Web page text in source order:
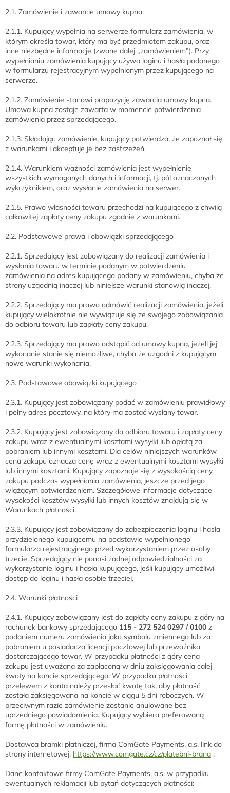
2.1. Zamówienie i zawarcie umowy kupna
2.1.1. Kupujący wypełnia na serwerze formularz zamówienia, w
którym określa towar, który ma być przedmiotem zakupu, oraz
inne niezbędne informacje (zwane dalej „zamówieniem”). Przy
wypełnianiu zamówienia kupujący używa loginu i hasła podanego
w formularzu rejestracyjnym wypełnionym przez kupującego na
serwerze.
2.1.2. Zamówienie stanowi propozycję zawarcia umowy kupna.
Umowa kupna zostaje zawarta w momencie potwierdzenia
zamówienia przez sprzedającego.
2.1.3. Składając zamówienie, kupujący potwierdza, że zapoznał się
z warunkami i akceptuje je bez zastrzeżeń.
2.1.4. Warunkiem ważności zamówienia jest wypełnienie
wszystkich wymaganych danych i informacji, tj. pól oznaczonych
wykrzyknikiem, oraz wysłanie zamówienia na serwer.
2.1.5. Prawo własności towaru przechodzi na kupującego z chwilą
całkowitej zapłaty ceny zakupu zgodnie z warunkami.
2.2. Podstawowe prawa i obowiązki sprzedającego
2.2.1. Sprzedający jest zobowiązany do realizacji zamówienia i
wysłania towaru w terminie podanym w potwierdzeniu
zamówienia na adres kupującego podany w zamówieniu, chyba że
strony uzgodnią inaczej lub niniejsze warunki stanowią inaczej.
2.2.2. Sprzedający ma prawo odmówić realizacji zamówienia, jeżeli
kupujący wielokrotnie nie wywiązuje się ze swojego zobowiązania
do odbioru towaru lub zapłaty ceny zakupu.
2.2.3. Sprzedający ma prawo odstąpić od umowy kupna, jeżeli jej
wykonanie stanie się niemożliwe, chyba że uzgodni z kupującym
nowe warunki wykonania.
2.3. Podstawowe obowiązki kupującego
2.3.1. Kupujący jest zobowiązany podać w zamówieniu prawidłowy
i pełny adres pocztowy, na który ma zostać wysłany towar.
2.3.2. Kupujący jest zobowiązany do odbioru towaru i zapłaty ceny
zakupu wraz z ewentualnymi kosztami wysyłki lub opłatą za
pobraniem lub innymi kosztami. Dla celów niniejszych warunków
cena zakupu oznacza cenę wraz z ewentualnymi kosztami wysyłki
lub innymi kosztami. Kupujący zapoznaje się z wysokością ceny
zakupu podczas wypełniania zamówienia, jeszcze przed jego
wiążącym potwierdzeniem. Szczegółowe informacje dotyczące
wysokości kosztów wysyłki lub innych kosztów znajdują się w
Warunkach płatności.
2.3.3. Kupujący jest zobowiązany do zabezpieczenia loginu i hasła
przydzielonego kupującemu na podstawie wypełnionego
formularza rejestracyjnego przed wykorzystaniem przez osoby
trzecie. Sprzedający nie ponosi żadnej odpowiedzialności za
wykorzystanie loginu i hasła kupującego, jeśli kupujący umożliwi
dostęp do loginu i hasła osobie trzeciej.
2.4. Warunki płatności
2.4.1. Kupujący zobowiązany jest do zapłaty ceny zakupu z góry na
rachunek bankowy sprzedającego 115 - 272 524 0297 / 0100 z
podaniem numeru zamówienia jako symbolu zmiennego lub za
pobraniem u posiadacza licencji pocztowej lub przewoźnika
dostarczającego towar. W przypadku płatności z góry cena
zakupu jest uważana za zapłaconą w dniu zaksięgowania całej
kwoty na koncie sprzedającego. W przypadku płatności
przelewem z konta należy przesłać kwotę tak, aby płatność
została zaksięgowana na koncie w ciągu 5 dni roboczych. W
przeciwnym razie zamówienie zostanie anulowane bez
uprzedniego powiadomienia. Kupujący wybiera preferowaną
formę płatności w zamówieniu.
Dostawca bramki płatniczej, firma ComGate Payments, a.s. link do
strony internetowej: https://www.comgate.cz/cz/platebni-brana .
Dane kontaktowe firmy ComGate Payments, a.s. w przypadku
ewentualnych reklamacji lub pytań dotyczących płatności: